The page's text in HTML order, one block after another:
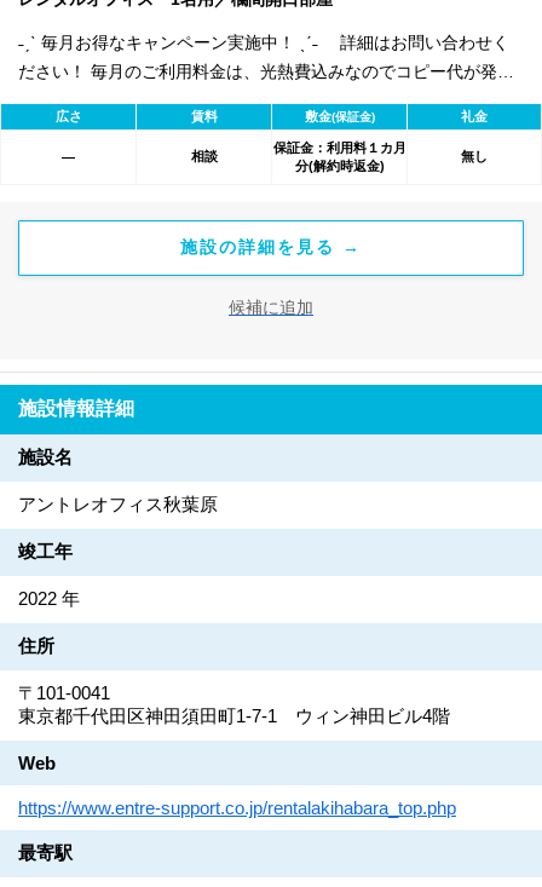
˗ˏˋ 毎月お得なキャンペーン実施中！ ˎˊ˗ 詳細はお問い合わせく
ださい！ 毎月のご利用料金は、光熱費込みなのでコピー代が発生
しなければ 基本的には毎月定額でご利用可能です。 オプションで
電話秘書・登記代行・共用FAXレンタルなどが可能！
広さ 賃料 敷金(保証金) 礼金
― 相談
保証金：利用料１カ月
分(解約時返金)
無し
施設の詳細を見る →
候補に追加
施設情報詳細
施設名
アントレオフィス秋葉原
竣工年
2022 年
住所
〒101-0041
東京都千代田区神田須田町1-7-1 ウィン神田ビル4階
Web
https://www.entre-support.co.jp/rentalakihabara_top.php
最寄駅